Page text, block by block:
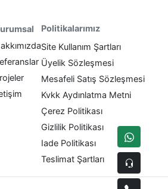
Politikalarımız
Site Kullanım Şartları
Üyelik Sözleşmesi
Mesafeli Satış Sözleşmesi
Kvkk Aydınlatma Metni
Çerez Politikası
Gizlilik Politikası
Iade Politikası
Teslimat Şartları